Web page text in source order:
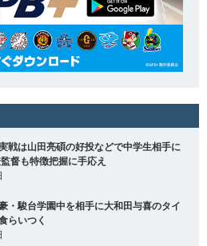
戦は山田亮碩の好投などで中学生相手に
督も特徴把握に手応え
・駿台学園中を相手に大和田与喜のタイ
らいつく